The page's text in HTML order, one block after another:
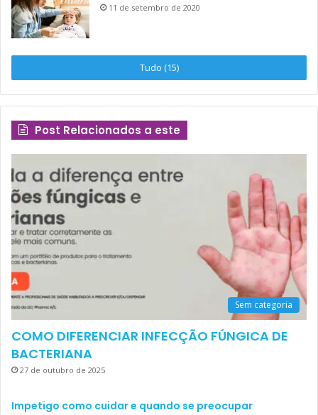
11 de setembro de 2020
Tudo (15)
Post Relacionados a este
Sem categoria
COMO DIFERENCIAR INFECÇÃO FÚNGICA DE
BACTERIANA
27 de outubro de 2025
Impetigo como cuidar e quando se preocupar